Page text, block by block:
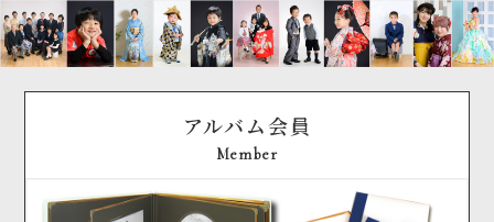
アルバム会員
Member